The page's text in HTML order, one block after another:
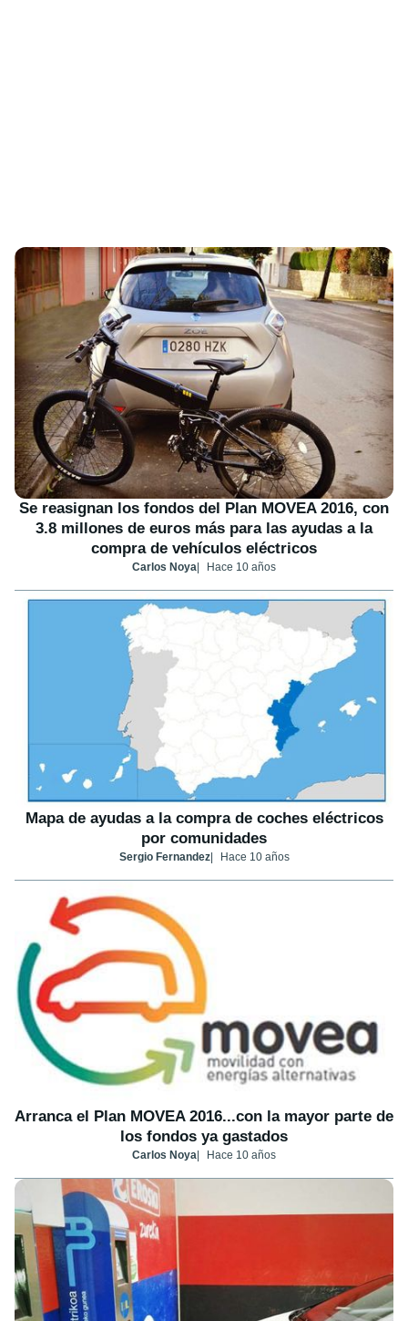
Se reasignan los fondos del Plan MOVEA 2016, con
3.8 millones de euros más para las ayudas a la
compra de vehículos eléctricos
Carlos Noya Hace 10 años
Mapa de ayudas a la compra de coches eléctricos
por comunidades
Sergio Fernandez Hace 10 años
Arranca el Plan MOVEA 2016...con la mayor parte de
los fondos ya gastados
Carlos Noya Hace 10 años